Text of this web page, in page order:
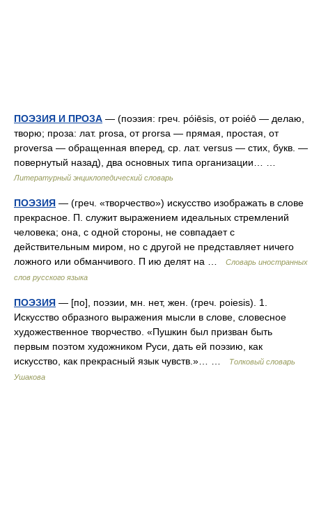
ПОЭЗИЯ И ПРОЗА — (поэзия: греч. póiēsis, от poiéō — делаю,
творю; проза: лат. prosa, от prorsa — прямая, простая, от
proversa — обращенная вперед, ср. лат. versus — стих, букв. —
повернутый назад), два основных типа организации… …
Литературный энциклопедический словарь
ПОЭЗИЯ — (греч. «творчество») искусство изображать в слове
прекрасное. П. служит выражением идеальных стремлений
человека; она, с одной стороны, не совпадает с
действительным миром, но с другой не представляет ничего
ложного или обманчивого. П ию делят на …
Словарь иностранных
слов русского языка
ПОЭЗИЯ — [по], поэзии, мн. нет, жен. (греч. poiesis). 1.
Искусство образного выражения мысли в слове, словесное
художественное творчество. «Пушкин был призван быть
первым поэтом художником Руси, дать ей поэзию, как
искусство, как прекрасный язык чувств.»… …
Толковый словарь
Ушакова